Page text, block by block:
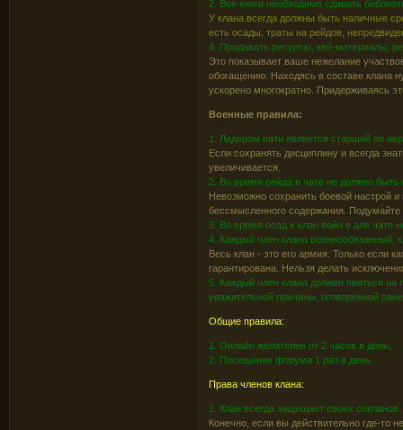
2. Все книги необходимо сдавать
У клана всегда должны быть наличные
есть осады, траты на рейдов,
4. Продавать ресурсы, кей-материалы,
Это показывает ваше нежелание
обогащению. Находясь в составе клана
ускорено многократно. Придерживаясь
Военные правила:
1. Лидером пати является старший по
Если сохранять дисциплину и всегда
увеличивается.
2. Во время рейда в чате не должно быть
Невозможно сохранить боевой настрой
бессмысленного содержания.
3. Во время осад и клан войн в али чате
4. Каждый член клана военнообязанный,
Весь клан - это его армия. Только если
гарантирована. Нельзя делать
5. Каждый член клана должен явиться на
уважительной причины, оговоренной
Общие правила:
1. Онлайн желателен от 2 часов в день;
2. Посещение форума 1 раз в день.
Права членов клана:
1. Клан всегда защищает своих сокланов.
Конечно, если вы действительно где-то